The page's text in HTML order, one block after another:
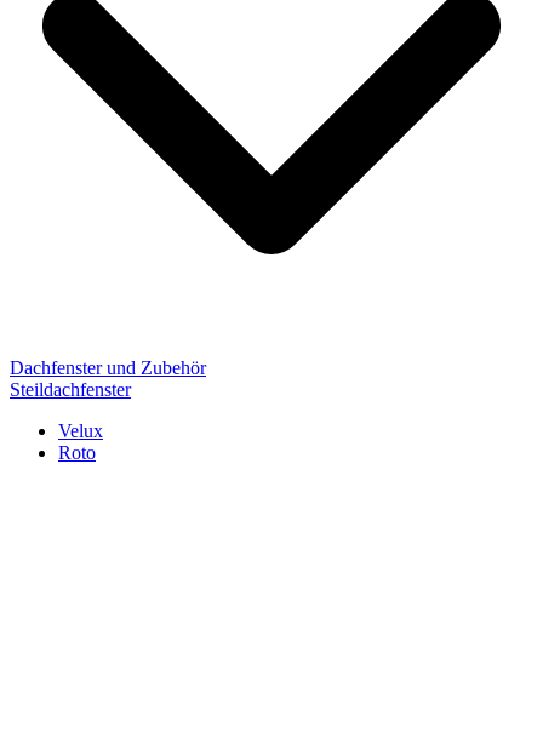
Dachfenster und Zubehör
Steildachfenster
Velux
Roto